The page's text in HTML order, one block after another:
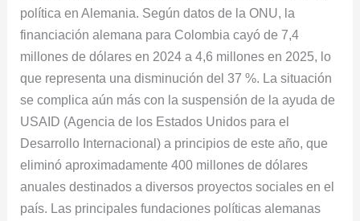
política en Alemania. Según datos de la ONU, la
financiación alemana para Colombia cayó de 7,4
millones de dólares en 2024 a 4,6 millones en 2025, lo
que representa una disminución del 37 %. La situación
se complica aún más con la suspensión de la ayuda de
USAID (Agencia de los Estados Unidos para el
Desarrollo Internacional) a principios de este año, que
eliminó aproximadamente 400 millones de dólares
anuales destinados a diversos proyectos sociales en el
país. Las principales fundaciones políticas alemanas